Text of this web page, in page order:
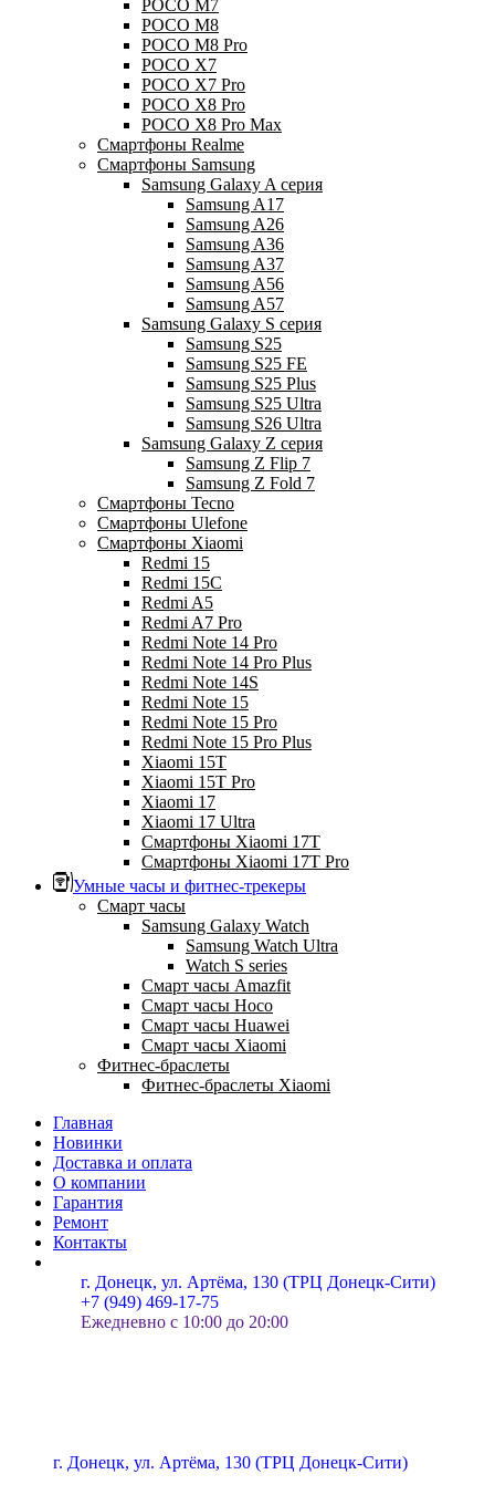
POCO M7
POCO M8
POCO M8 Pro
POCO X7
POCO X7 Pro
POCO X8 Pro
POCO X8 Pro Max
Смартфоны Realme
Смартфоны Samsung
Samsung Galaxy A серия
Samsung A17
Samsung A26
Samsung A36
Samsung A37
Samsung A56
Samsung A57
Samsung Galaxy S серия
Samsung S25
Samsung S25 FE
Samsung S25 Plus
Samsung S25 Ultra
Samsung S26 Ultra
Samsung Galaxy Z серия
Samsung Z Flip 7
Samsung Z Fold 7
Смартфоны Tecno
Смартфоны Ulefone
Смартфоны Xiaomi
Redmi 15
Redmi 15C
Redmi A5
Redmi A7 Pro
Redmi Note 14 Pro
Redmi Note 14 Pro Plus
Redmi Note 14S
Redmi Note 15
Redmi Note 15 Pro
Redmi Note 15 Pro Plus
Xiaomi 15T
Xiaomi 15T Pro
Xiaomi 17
Xiaomi 17 Ultra
Смартфоны Xiaomi 17Т
Смартфоны Xiaomi 17Т Pro
Умные часы и фитнес-трекеры
Смарт часы
Samsung Galaxy Watch
Samsung Watch Ultra
Watch S series
Смарт часы Amazfit
Смарт часы Hoco
Смарт часы Huawei
Смарт часы Xiaomi
Фитнес-браслеты
Фитнес-браслеты Xiaomi
Главная
Новинки
Доставка и оплата
О компании
Гарантия
Ремонт
Контакты
г. Донецк, ул. Артёма, 130 (ТРЦ Донецк-Сити)
+7 (949) 469-17-75
Ежедневно с 10:00 до 20:00
г. Донецк, ул. Артёма, 130 (ТРЦ Донецк-Сити)